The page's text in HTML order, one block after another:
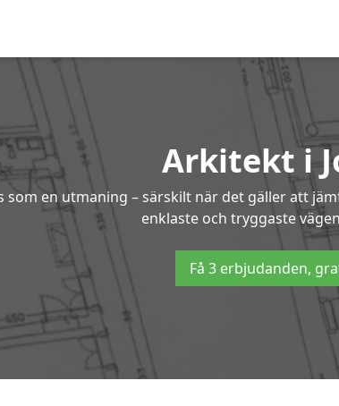
Arkitekt i
som en utmaning – särskilt när det gäller att
enklaste och tryggaste
Få 3 erbjudanden,